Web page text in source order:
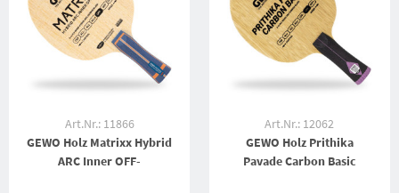
Art.Nr.: 11866
GEWO Holz Matrixx Hybrid
ARC Inner OFF-
Art.Nr.: 12062
GEWO Holz Prithika
Pavade Carbon Basic